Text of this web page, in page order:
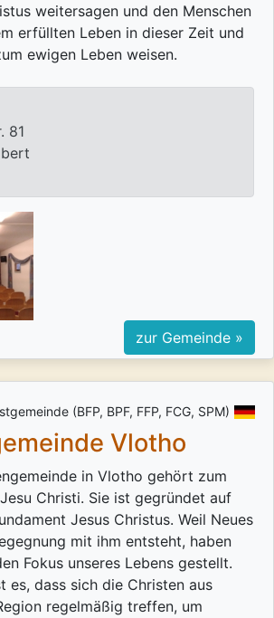
weitersagen und den Menschen
erfüllten Leben in dieser Zeit und
ewigen Leben weisen.
81
zur Gemeinde »
(BFP, BPF, FFP, FCG, SPM)
Vlotho
in Vlotho gehört zum
Christi. Sie ist gegründet auf
Jesus Christus. Weil Neues
mit ihm entsteht, haben
Fokus unseres Lebens gestellt.
es, dass sich die Christen aus
regelmäßig treffen, um